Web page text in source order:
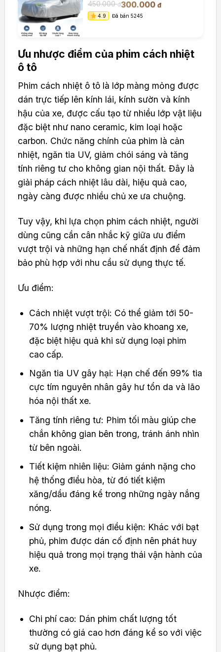
450.000đ300.000 đ
4.9 Đã bán 5245
Ưu nhược điểm của phim cách nhiệt
ô tô
Phim cách nhiệt ô tô là lớp màng mỏng được
dán trực tiếp lên kính lái, kính sườn và kính
hậu của xe, được cấu tạo từ nhiều lớp vật liệu
đặc biệt như nano ceramic, kim loại hoặc
carbon. Chức năng chính của phim là cản
nhiệt, ngăn tia UV, giảm chói sáng và tăng
tính riêng tư cho không gian nội thất. Đây là
giải pháp cách nhiệt lâu dài, hiệu quả cao,
ngày càng được nhiều chủ xe ưa chuộng.
Tuy vậy, khi lựa chọn phim cách nhiệt, người
dùng cũng cần cân nhắc kỹ giữa ưu điểm
vượt trội và những hạn chế nhất định để đảm
bảo phù hợp với nhu cầu sử dụng thực tế.
Ưu điểm:
Cách nhiệt vượt trội: Có thể giảm tới 50-
70% lượng nhiệt truyền vào khoang xe,
đặc biệt hiệu quả khi sử dụng loại phim
cao cấp.
Ngăn tia UV gây hại: Hạn chế đến 99% tia
cực tím nguyên nhân gây hư tổn da và lão
hóa nội thất xe.
Tăng tính riêng tư: Phim tối màu giúp che
chắn không gian bên trong, tránh ánh nhìn
từ bên ngoài.
Tiết kiệm nhiên liệu: Giảm gánh nặng cho
hệ thống điều hòa, từ đó tiết kiệm
xăng/dầu đáng kể trong những ngày nắng
nóng.
Sử dụng trong mọi điều kiện: Khác với bạt
phủ, phim được dán cố định nên phát huy
hiệu quả trong mọi trạng thái vận hành của
xe.
Nhược điểm:
Chi phí cao: Dán phim chất lượng tốt
thường có giá cao hơn đáng kể so với việc
sử dụng bạt phủ.